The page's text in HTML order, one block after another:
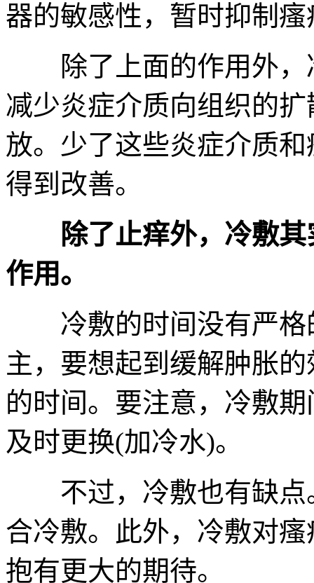
器的敏感性，暂时抑制
除了上面的作用外，
减少炎症介质向组织的
放。少了这些炎症介质
得到改善。
除了止痒外，冷敷
作用。
冷敷的时间没有严格
主，要想起到缓解肿胀
的时间。要注意，冷敷
及时更换(加冷水)。
不过，冷敷也有缺点
合冷敷。此外，冷敷对
抱有更大的期待。